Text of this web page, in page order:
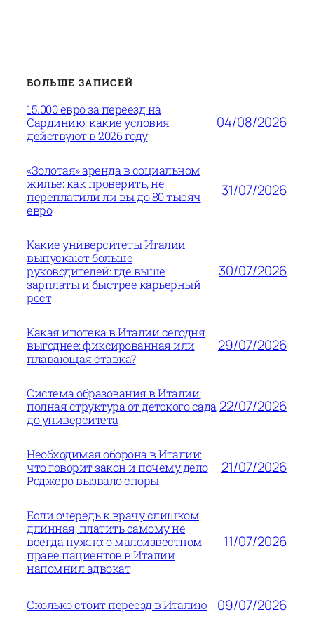
БОЛЬШЕ ЗАПИСЕЙ
15.000 евро за переезд на
Сардинию: какие условия
действуют в 2026 году
04/08/2026
«Золотая» аренда в социальном
жилье: как проверить, не
переплатили ли вы до 80 тысяч
евро
31/07/2026
Какие университеты Италии
выпускают больше
руководителей: где выше
зарплаты и быстрее карьерный
рост
30/07/2026
Какая ипотека в Италии сегодня
выгоднее: фиксированная или
плавающая ставка?
29/07/2026
Система образования в Италии:
полная структура от детского сада
до университета
22/07/2026
Необходимая оборона в Италии:
что говорит закон и почему дело
Роджеро вызвало споры
21/07/2026
Если очередь к врачу слишком
длинная, платить самому не
всегда нужно: о малоизвестном
праве пациентов в Италии
напомнил адвокат
11/07/2026
Сколько стоит переезд в Италию 09/07/2026